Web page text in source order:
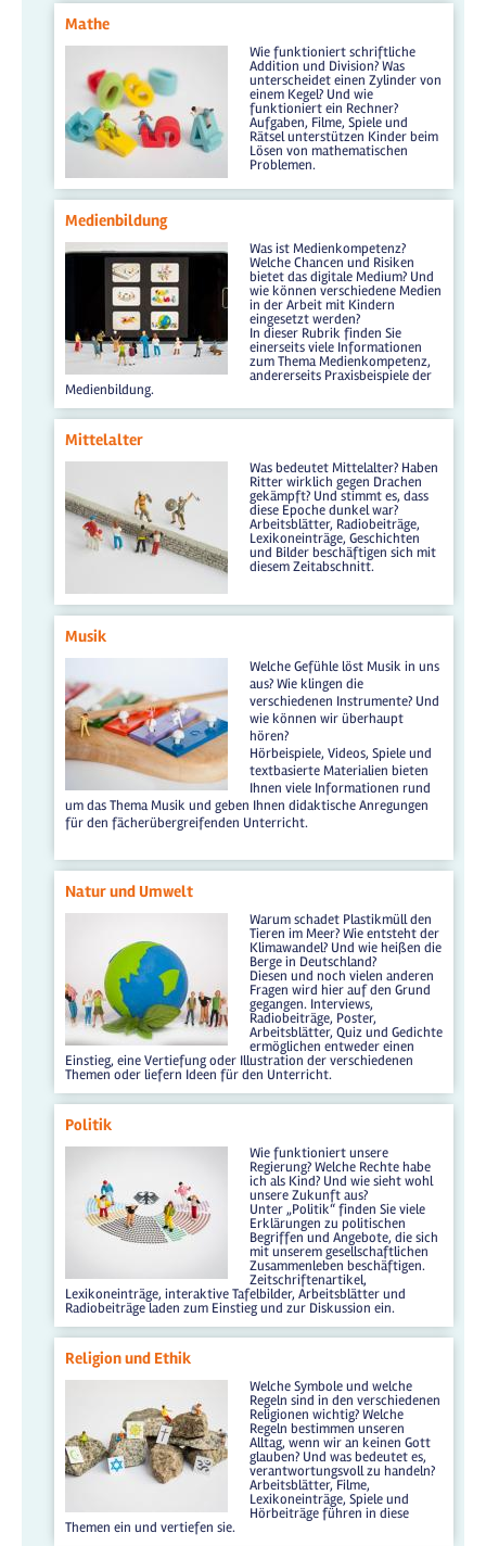
Mathe
Wie funktioniert schriftliche
Addition und Division? Was
unterscheidet einen Zylinder von
einem Kegel? Und wie
funktioniert ein Rechner?
Aufgaben, Filme, Spiele und
Rätsel unterstützen Kinder beim
Lösen von mathematischen
Problemen.
Medienbildung
Was ist Medienkompetenz?
Welche Chancen und Risiken
bietet das digitale Medium? Und
wie können verschiedene Medien
in der Arbeit mit Kindern
eingesetzt werden?
In dieser Rubrik finden Sie
einerseits viele Informationen
zum Thema Medienkompetenz,
andererseits Praxisbeispiele der
Medienbildung.
Mittelalter
Was bedeutet Mittelalter? Haben
Ritter wirklich gegen Drachen
gekämpft? Und stimmt es, dass
diese Epoche dunkel war?
Arbeitsblätter, Radiobeiträge,
Lexikoneinträge, Geschichten
und Bilder beschäftigen sich mit
diesem Zeitabschnitt.
Musik
Welche Gefühle löst Musik in uns
aus? Wie klingen die
verschiedenen Instrumente? Und
wie können wir überhaupt
hören?
Hörbeispiele, Videos, Spiele und
textbasierte Materialien bieten
Ihnen viele Informationen rund
um das Thema Musik und geben Ihnen didaktische Anregungen
für den fächerübergreifenden Unterricht.
Natur und Umwelt
Warum schadet Plastikmüll den
Tieren im Meer? Wie entsteht der
Klimawandel? Und wie heißen die
Berge in Deutschland?
Diesen und noch vielen anderen
Fragen wird hier auf den Grund
gegangen. Interviews,
Radiobeiträge, Poster,
Arbeitsblätter, Quiz und Gedichte
ermöglichen entweder einen
Einstieg, eine Vertiefung oder Illustration der verschiedenen
Themen oder liefern Ideen für den Unterricht.
Politik
Wie funktioniert unsere
Regierung? Welche Rechte habe
ich als Kind? Und wie sieht wohl
unsere Zukunft aus?
Unter „Politik“ finden Sie viele
Erklärungen zu politischen
Begriffen und Angebote, die sich
mit unserem gesellschaftlichen
Zusammenleben beschäftigen.
Zeitschriftenartikel,
Lexikoneinträge, interaktive Tafelbilder, Arbeitsblätter und
Radiobeiträge laden zum Einstieg und zur Diskussion ein.
Religion und Ethik
Welche Symbole und welche
Regeln sind in den verschiedenen
Religionen wichtig? Welche
Regeln bestimmen unseren
Alltag, wenn wir an keinen Gott
glauben? Und was bedeutet es,
verantwortungsvoll zu handeln?
Arbeitsblätter, Filme,
Lexikoneinträge, Spiele und
Hörbeiträge führen in diese
Themen ein und vertiefen sie.